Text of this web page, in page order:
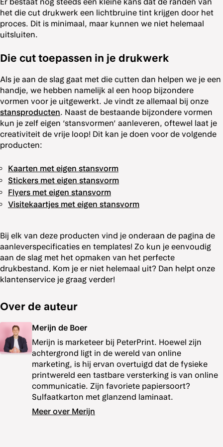
het die cut drukwerk een lichtbruine tint krijgen door het
proces. Dit is minimaal, maar kunnen we niet helemaal
uitsluiten.
Die cut toepassen in je drukwerk
Als je aan de slag gaat met die cutten dan helpen we je een
handje, we hebben namelijk al een hoop bijzondere
vormen voor je uitgewerkt. Je vindt ze allemaal bij onze
stansproducten. Naast de bestaande bijzondere vormen
kun je zelf eigen ‘stansvormen’ aanleveren, oftewel laat je
creativiteit de vrije loop! Dit kan je doen voor de volgende
producten:
Kaarten met eigen stansvorm
Stickers met eigen stansvorm
Flyers met eigen stansvorm
Visitekaartjes met eigen stansvorm
Bij elk van deze producten vind je onderaan de pagina de
aanleverspecificaties en templates! Zo kun je eenvoudig
aan de slag met het opmaken van het perfecte
drukbestand. Kom je er niet helemaal uit? Dan helpt onze
klantenservice je graag verder!
Over de auteur
Merijn de Boer
Merijn is marketeer bij PeterPrint. Hoewel zijn
achtergrond ligt in de wereld van online
marketing, is hij ervan overtuigd dat de fysieke
printwereld een tastbare versterking is van online
communicatie. Zijn favoriete papiersoort?
Sulfaatkarton met glanzend laminaat.
Meer over Merijn